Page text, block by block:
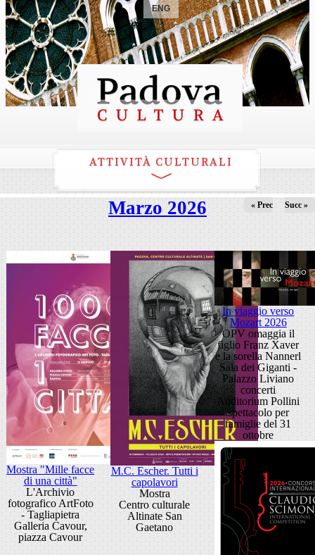
ENG
ATTIVITÀ CULTURALI
Marzo 2026 « Prec Succ »
Mostra "Mille facce
di una città"
L'Archivio
fotografico ArtFoto
- Tagliapietra
Galleria Cavour,
piazza Cavour
M.C. Escher. Tutti i
capolavori
Mostra
Centro culturale
Altinate San
Gaetano
In viaggio verso
Mozart 2026
OPV omaggia il
figlio Franz Xaver
e la sorella Nannerl
Sala dei Giganti -
Palazzo Liviano
concerti
Auditorium Pollini
spettacolo per
famiglie del 31
ottobre